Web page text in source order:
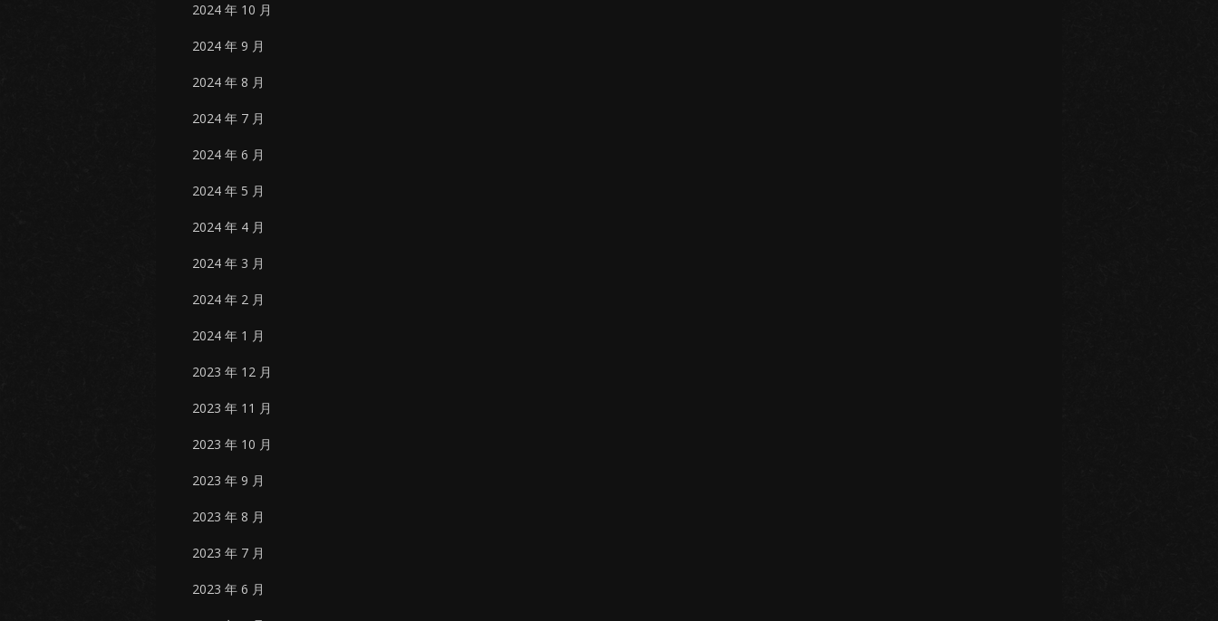
2024 年 10 月
2024 年 9 月
2024 年 8 月
2024 年 7 月
2024 年 6 月
2024 年 5 月
2024 年 4 月
2024 年 3 月
2024 年 2 月
2024 年 1 月
2023 年 12 月
2023 年 11 月
2023 年 10 月
2023 年 9 月
2023 年 8 月
2023 年 7 月
2023 年 6 月